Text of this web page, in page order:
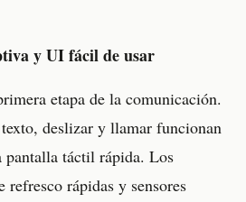
y UI fácil de usar
etapa de la comunicación.
deslizar y llamar funcionan
pantalla táctil rápida. Los
refresco rápidas y sensores